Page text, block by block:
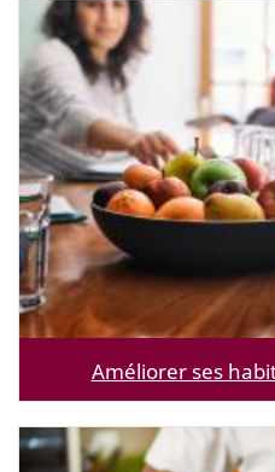
Améliorer ses